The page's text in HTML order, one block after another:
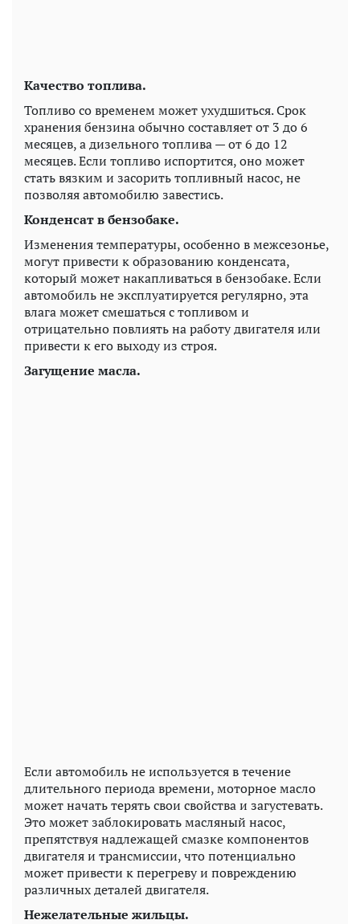
Качество топлива.
Топливо со временем может ухудшиться. Срок
хранения бензина обычно составляет от 3 до 6
месяцев, а дизельного топлива — от 6 до 12
месяцев. Если топливо испортится, оно может
стать вязким и засорить топливный насос, не
позволяя автомобилю завестись.
Конденсат в бензобаке.
Изменения температуры, особенно в межсезонье,
могут привести к образованию конденсата,
который может накапливаться в бензобаке. Если
автомобиль не эксплуатируется регулярно, эта
влага может смешаться с топливом и
отрицательно повлиять на работу двигателя или
привести к его выходу из строя.
Загущение масла.
Если автомобиль не используется в течение
длительного периода времени, моторное масло
может начать терять свои свойства и загустевать.
Это может заблокировать масляный насос,
препятствуя надлежащей смазке компонентов
двигателя и трансмиссии, что потенциально
может привести к перегреву и повреждению
различных деталей двигателя.
Нежелательные жильцы.